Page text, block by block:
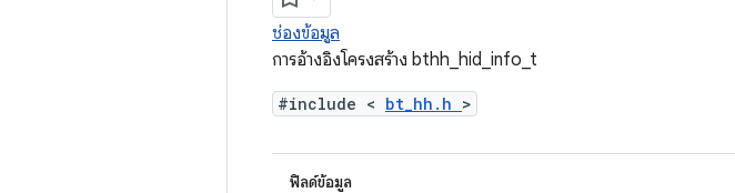
ช่องข้อมูล
การอ้างอิงโครงสร้าง bthh_hid_info_t
#include < bt_hh.h >
ฟิลด์ข้อมูล